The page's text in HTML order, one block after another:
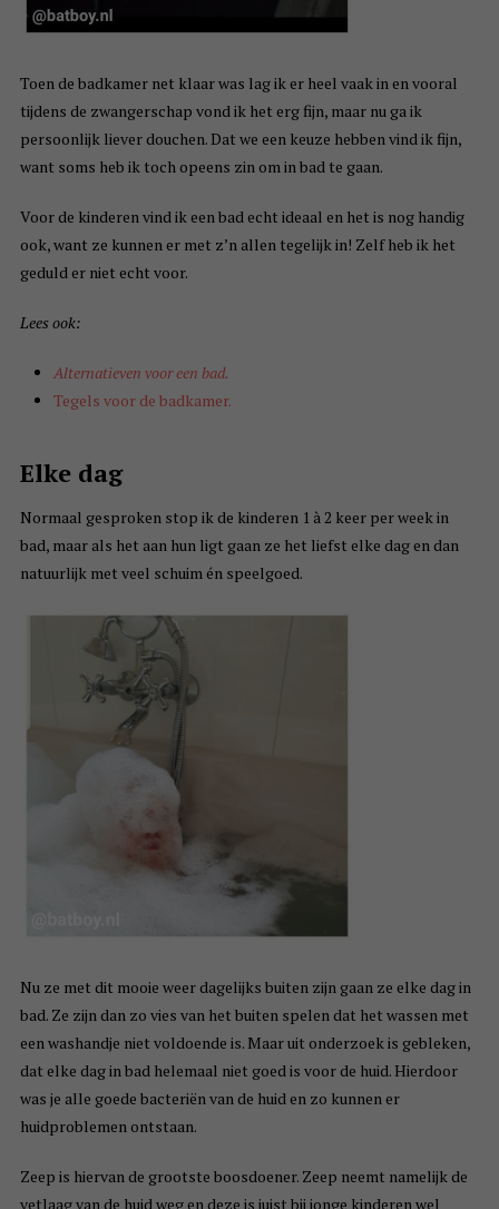
Toen de badkamer net klaar was lag ik er heel vaak in en vooral
tijdens de zwangerschap vond ik het erg fijn, maar nu ga ik
persoonlijk liever douchen. Dat we een keuze hebben vind ik fijn,
want soms heb ik toch opeens zin om in bad te gaan.
Voor de kinderen vind ik een bad echt ideaal en het is nog handig
ook, want ze kunnen er met z’n allen tegelijk in! Zelf heb ik het
geduld er niet echt voor.
Lees ook:
Alternatieven voor een bad.
Tegels voor de badkamer.
Elke dag
Normaal gesproken stop ik de kinderen 1 à 2 keer per week in
bad, maar als het aan hun ligt gaan ze het liefst elke dag en dan
natuurlijk met veel schuim én speelgoed.
Nu ze met dit mooie weer dagelijks buiten zijn gaan ze elke dag in
bad. Ze zijn dan zo vies van het buiten spelen dat het wassen met
een washandje niet voldoende is. Maar uit onderzoek is gebleken,
dat elke dag in bad helemaal niet goed is voor de huid. Hierdoor
was je alle goede bacteriën van de huid en zo kunnen er
huidproblemen ontstaan.
Zeep is hiervan de grootste boosdoener. Zeep neemt namelijk de
vetlaag van de huid weg en deze is juist bij jonge kinderen wel